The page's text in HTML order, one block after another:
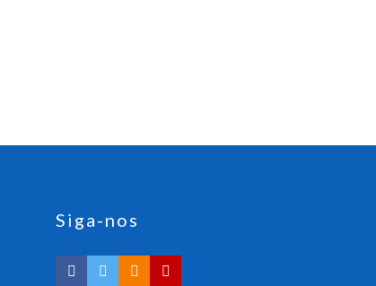
Siga-nos